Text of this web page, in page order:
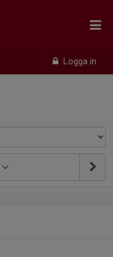
Logga in